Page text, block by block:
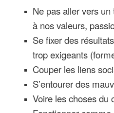
Ne pas aller vers
à nos valeurs,
Se fixer des
trop exigeants
Couper les liens
S’entourer des
Voire les choses du